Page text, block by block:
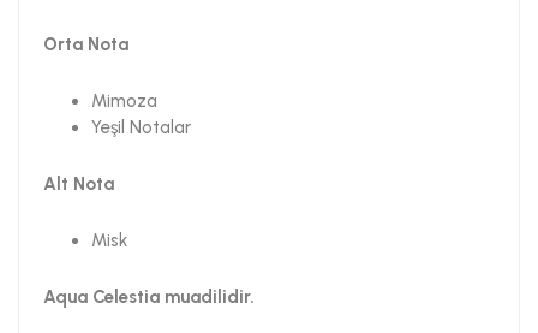
Orta Nota
Mimoza
Yeşil Notalar
Alt Nota
Misk
Aqua Celestia muadilidir.